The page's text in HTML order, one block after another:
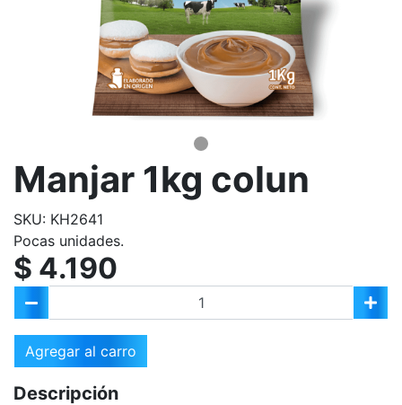
Manjar 1kg colun
SKU: KH2641
Pocas unidades.
$ 4.190
Agregar al carro
Descripción